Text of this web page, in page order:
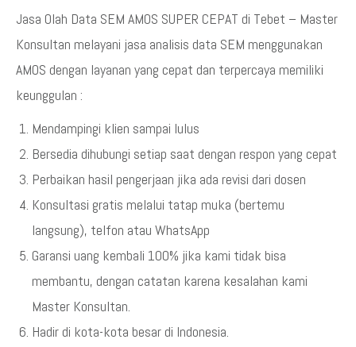
Jasa Olah Data SEM AMOS SUPER CEPAT di Tebet – Master
Konsultan melayani jasa analisis data SEM menggunakan
AMOS dengan layanan yang cepat dan terpercaya memiliki
keunggulan :
Mendampingi klien sampai lulus
Bersedia dihubungi setiap saat dengan respon yang cepat
Perbaikan hasil pengerjaan jika ada revisi dari dosen
Konsultasi gratis melalui tatap muka (bertemu
langsung), telfon atau WhatsApp
Garansi uang kembali 100% jika kami tidak bisa
membantu, dengan catatan karena kesalahan kami
Master Konsultan.
Hadir di kota-kota besar di Indonesia.